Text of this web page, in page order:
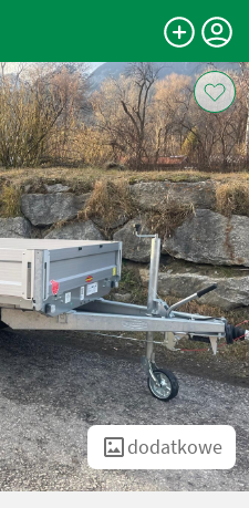
dodatkowe